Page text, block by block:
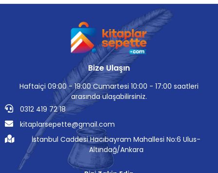
Bize Ulaşın
Haftaiçi 09:00 - 19:00 Cumartesi 10:00 - 17:00 saatleri
arasında ulaşabilirsiniz.
0312 419 72 18
kitaplarsepette@gmail.com
İstanbul Caddesi Hacıbayram Mahallesi No:6 Ulus-
Altındağ/Ankara